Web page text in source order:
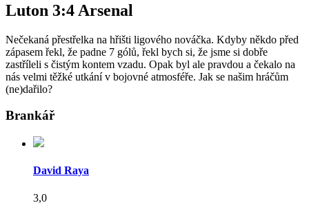
Luton 3:4 Arsenal
Nečekaná přestřelka na hřišti ligového nováčka. Kdyby někdo před
zápasem řekl, že padne 7 gólů, řekl bych si, že jsme si dobře
zastříleli s čistým kontem vzadu. Opak byl ale pravdou a čekalo na
nás velmi těžké utkání v bojovné atmosféře. Jak se našim hráčům
(ne)dařilo?
Brankář
David Raya
3,0